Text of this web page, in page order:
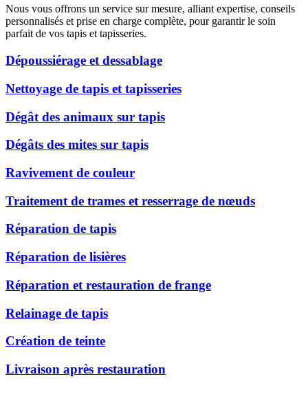
Nous vous offrons un service sur mesure, alliant expertise, conseils
personnalisés et prise en charge complète, pour garantir le soin
parfait de vos tapis et tapisseries.
Dépoussiérage et dessablage
Nettoyage de tapis et tapisseries
Dégât des animaux sur tapis
Dégâts des mites sur tapis
Ravivement de couleur
Traitement de trames et resserrage de nœuds
Réparation de tapis
Réparation de lisières
Réparation et restauration de frange
Relainage de tapis
Création de teinte
Livraison après restauration